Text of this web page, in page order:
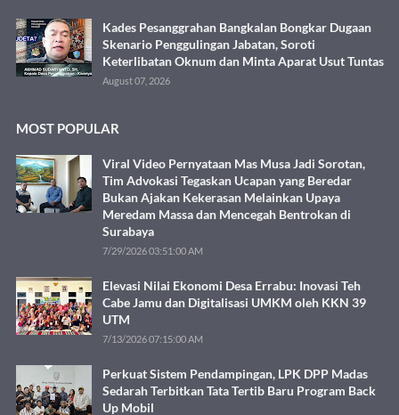
Kades Pesanggrahan Bangkalan Bongkar Dugaan
Skenario Penggulingan Jabatan, Soroti
Keterlibatan Oknum dan Minta Aparat Usut Tuntas
August 07, 2026
MOST POPULAR
Viral Video Pernyataan Mas Musa Jadi Sorotan,
Tim Advokasi Tegaskan Ucapan yang Beredar
Bukan Ajakan Kekerasan Melainkan Upaya
Meredam Massa dan Mencegah Bentrokan di
Surabaya
7/29/2026 03:51:00 AM
Elevasi Nilai Ekonomi Desa Errabu: Inovasi Teh
Cabe Jamu dan Digitalisasi UMKM oleh KKN 39
UTM
7/13/2026 07:15:00 AM
Perkuat Sistem Pendampingan, LPK DPP Madas
Sedarah Terbitkan Tata Tertib Baru Program Back
Up Mobil